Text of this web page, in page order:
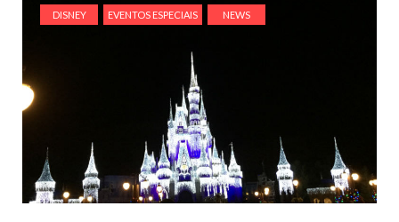
DISNEY EVENTOS ESPECIAIS NEWS